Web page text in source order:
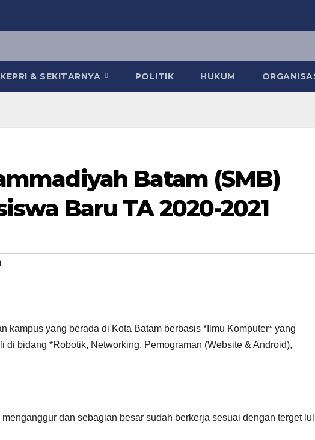
KEPRI & SEKITARNYA POLITIK HUKUM
Batam (SMB)
Baru TA 2020-2021
kampus yang berada di Kota Batam berbasis *Ilmu Komputer* yang
di bidang *Robotik, Networking, Pemograman (Website & Android),
dan sebagian besar sudah berkerja sesuai dengan terget